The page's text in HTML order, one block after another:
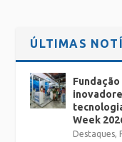
ÚLTIMAS
Week
Destaques